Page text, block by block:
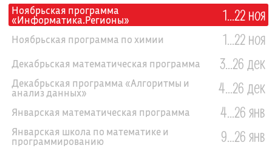
Ноябрьская программа
«Информатика.Регионы» 1...22 ноя
Ноябрьская программа по химии 1...22 ноя
Декабрьская математическая программа 3...26 дек
Декабрьская программа «Алгоритмы и
анализ данных» 4...26 дек
Январская математическая программа 4...26 янв
Январская школа по математике и
программированию 9...26 янв